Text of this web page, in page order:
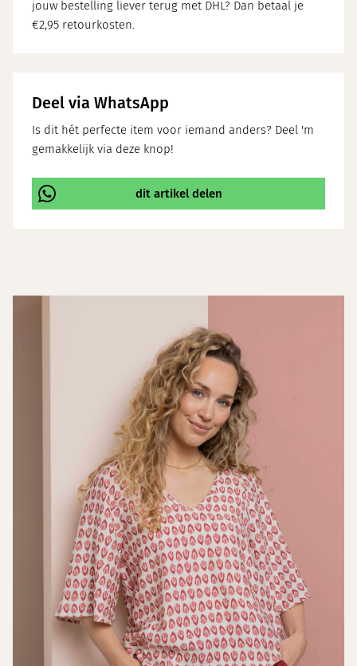
jouw bestelling liever terug met DHL? Dan betaal je
€2,95 retourkosten.
Deel via WhatsApp
Is dit hét perfecte item voor iemand anders? Deel 'm
gemakkelijk via deze knop!
dit artikel delen